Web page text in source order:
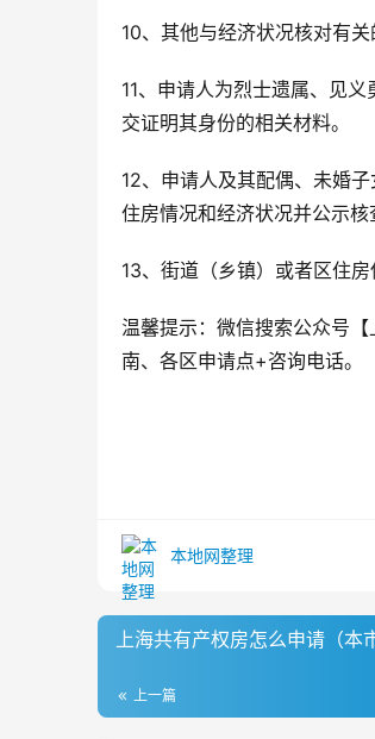
10、其他与经济状况核对有关
11、申请人为烈士遗属、见
交证明其身份的相关材料。
12、申请人及其配偶、未婚
住房情况和经济状况并公示核
13、街道（乡镇）或者区住
温馨提示：微信搜索公众号
南、各区申请点+咨询电话。
本地网整理
上海共有产权房怎么申请（本
上一篇